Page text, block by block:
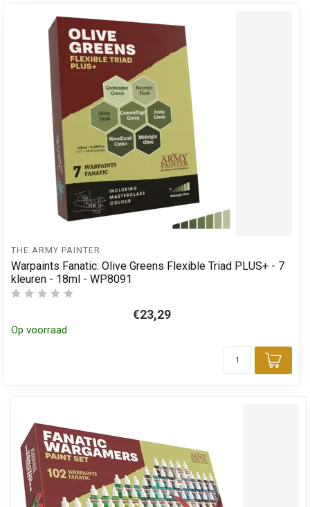
THE ARMY PAINTER
Warpaints Fanatic: Olive Greens Flexible Triad PLUS+ - 7
kleuren - 18ml - WP8091
€23,29
Op voorraad